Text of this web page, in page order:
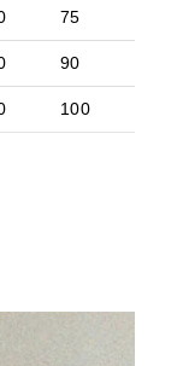
75
90
100